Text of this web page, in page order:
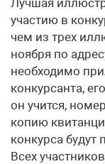
Лучшая
участию в
чем из трех
ноября по
необходимо
конкурсанта,
он учится,
копию
конкурса будут
Всех